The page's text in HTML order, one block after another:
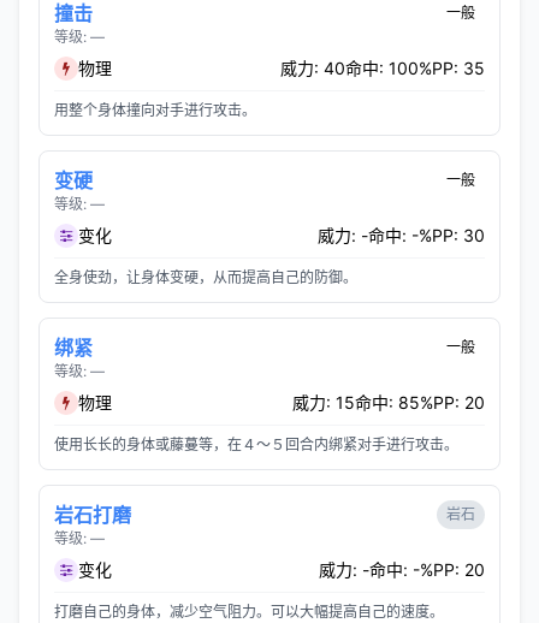
撞击
等级: —
一般
物理 威力: 40命中: 100%PP: 35
用整个身体撞向对手进行攻击。
变硬
等级: —
一般
变化 威力: -命中: -%PP: 30
全身使劲，让身体变硬，从而提高自己的防御。
绑紧
等级: —
一般
物理 威力: 15命中: 85%PP: 20
使用长长的身体或藤蔓等，在４～５回合内绑紧对手进行攻击。
岩石打磨
等级: —
岩石
变化 威力: -命中: -%PP: 20
打磨自己的身体，减少空气阻力。可以大幅提高自己的速度。